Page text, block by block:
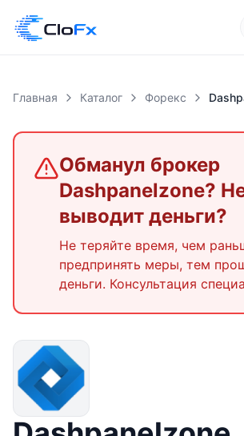
Главная Каталог Форекс
Обманул брокер
Dashpanelzone?
выводит деньги?
Не теряйте время, чем
предпринять меры, тем
деньги. Консультация